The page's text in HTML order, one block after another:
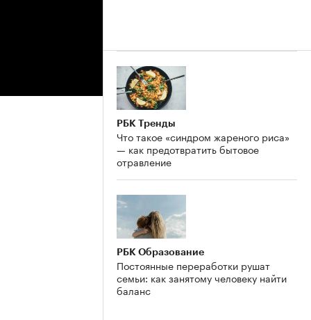
РБК Тренды
Что такое «синдром жареного риса»
— как предотвратить бытовое
отравление
РБК Образование
Постоянные переработки рушат
семьи: как занятому человеку найти
баланс